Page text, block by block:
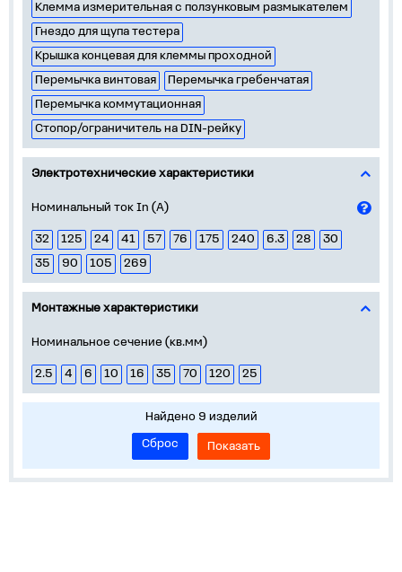
Клемма измерительная с ползунковым размыкателем
Гнездо для щупа тестера
Крышка концевая для клеммы проходной
Перемычка винтовая
Перемычка гребенчатая
Перемычка коммутационная
Стопор/ограничитель на DIN-рейку
Электротехнические характеристики
Номинальный ток In (А)
32 125 24 41 57 76 175 240 6.3 28
30
35
90 105 269
Монтажные характеристики
Номинальное сечение (кв.мм)
2.5 4 6 10 16 35 70 120 25
Найдено 9 изделий
Сброс
Показать